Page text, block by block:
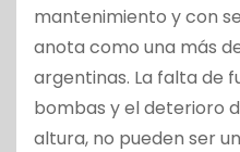
mantenimiento y con
anota como una más
argentinas. La falta de
bombas y el deterioro
altura, no pueden ser